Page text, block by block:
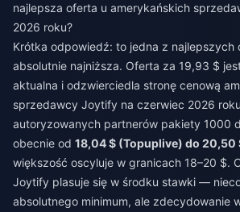
najlepsza oferta u amerykańskich
2026 roku?
Krótka odpowiedź: to jedna z najlepszych
absolutnie najniższa. Oferta za 19,93 $
aktualna i odzwierciedla stronę cenową
sprzedawcy Joytify na czerwiec 2026
autoryzowanych partnerów pakiety 1000
obecnie od 18,04 $ (Topuplive) do 20,50
większość oscyluje w granicach 18–20 $.
Joytify plasuje się w środku stawki —
absolutnego minimum, ale zdecydowanie